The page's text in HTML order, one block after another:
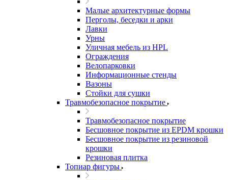
Малые архитектурные формы
Перголы, беседки и арки
Лавки
Урны
Уличная мебель из HPL
Ограждения
Велопарковки
Информационные стенды
Вазоны
Стойки для сушки
Травмобезопасное покрытие
Травмобезопасное покрытие
Бесшовное покрытие из EPDM крошки
Бесшовное покрытие из резиновой
крошки
Резиновая плитка
Топиар фигуры